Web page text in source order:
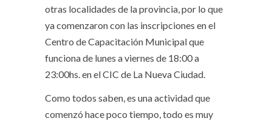
otras localidades de la provincia, por lo que
ya comenzaron con las inscripciones en el
Centro de Capacitación Municipal que
funciona de lunes a viernes de 18:00 a
23:00hs. en el CIC de La Nueva Ciudad.
Como todos saben, es una actividad que
comenzó hace poco tiempo, todo es muy